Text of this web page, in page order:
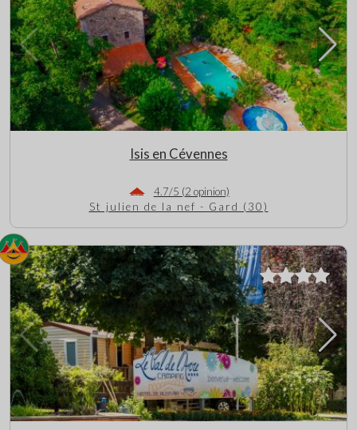
Isis en Cévennes
4.7/5 (2 opinion)
St julien de la nef - Gard (30)